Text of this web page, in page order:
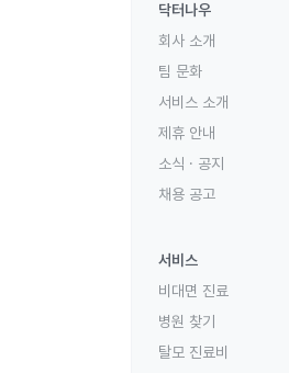
닥터나우
회사 소개
팀 문화
서비스 소개
제휴 안내
소식 · 공지
채용 공고
서비스
비대면 진료
병원 찾기
탈모 진료비